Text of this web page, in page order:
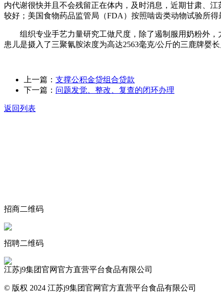
内代谢很快并且不会残留正在体内，及时消息，近期甘肃、
较好；美国食物药品监管局（FDA）按照啮齿类动物试验所
组织专业手艺力量研究工做尺度，除了遏制服用奶粉外，
患儿是摄入了三聚氰胺浓度为高达2563毫克/公斤的三鹿牌婴
上一篇： 支撑公积金贷组合贷款
下一篇： 问题发觉、整改、复查的闭环办理
返回列表
招商二维码
招聘二维码
江苏j9集团官网官方直营平台食品有限公司
© 版权 2024 江苏j9集团官网官方直营平台食品有限公司